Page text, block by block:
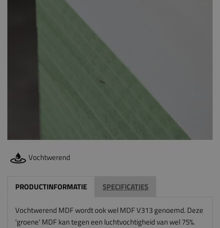
Vochtwerend
PRODUCTINFORMATIE SPECIFICATIES
Vochtwerend MDF wordt ook wel MDF V313 genoemd. Deze
'groene' MDF kan tegen een luchtvochtigheid van wel 75%.